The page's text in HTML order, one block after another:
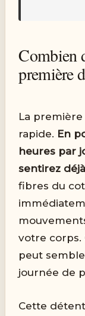
Combien
première
La première
rapide. En
heures par
sentirez
fibres du
votre corps.
peut
journée de
Cette